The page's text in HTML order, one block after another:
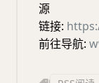
源
链接:
前往导航: